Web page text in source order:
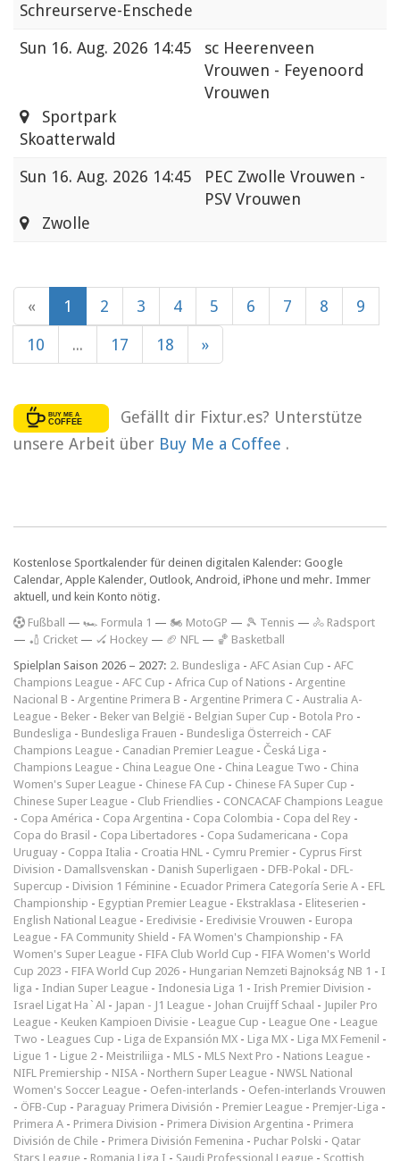
Schreurserve-Enschede
Sun 16. Aug. 2026 14:45
sc Heerenveen
Vrouwen - Feyenoord
Vrouwen
Sportpark
Skoatterwald
Sun 16. Aug. 2026 14:45
PEC Zwolle Vrouwen -
PSV Vrouwen
Zwolle
« 1 2 3 4 5 6 7 8 9
10 ... 17 18 »
Gefällt dir Fixtur.es? Unterstütze
unsere Arbeit über Buy Me a Coffee .
Kostenlose Sportkalender für deinen digitalen Kalender: Google
Calendar, Apple Kalender, Outlook, Android, iPhone und mehr. Immer
aktuell, und kein Konto nötig.
Fußball — 🏎️ Formula 1 — 🏍 MotoGP — 🎾 Tennis — 🚴 Radsport
— 🏏 Cricket — 🏑 Hockey — 🏈 NFL — 🏀 Basketball
Spielplan Saison 2026 – 2027: 2. Bundesliga - AFC Asian Cup - AFC
Champions League - AFC Cup - Africa Cup of Nations - Argentine
Nacional B - Argentine Primera B - Argentine Primera C - Australia A-
League - Beker - Beker van België - Belgian Super Cup - Botola Pro -
Bundesliga - Bundesliga Frauen - Bundesliga Österreich - CAF
Champions League - Canadian Premier League - Česká Liga -
Champions League - China League One - China League Two - China
Women's Super League - Chinese FA Cup - Chinese FA Super Cup -
Chinese Super League - Club Friendlies - CONCACAF Champions League
- Copa América - Copa Argentina - Copa Colombia - Copa del Rey -
Copa do Brasil - Copa Libertadores - Copa Sudamericana - Copa
Uruguay - Coppa Italia - Croatia HNL - Cymru Premier - Cyprus First
Division - Damallsvenskan - Danish Superligaen - DFB-Pokal - DFL-
Supercup - Division 1 Féminine - Ecuador Primera Categoría Serie A - EFL
Championship - Egyptian Premier League - Ekstraklasa - Eliteserien -
English National League - Eredivisie - Eredivisie Vrouwen - Europa
League - FA Community Shield - FA Women's Championship - FA
Women's Super League - FIFA Club World Cup - FIFA Women's World
Cup 2023 - FIFA World Cup 2026 - Hungarian Nemzeti Bajnokság NB 1 - I
liga - Indian Super League - Indonesia Liga 1 - Irish Premier Division -
Israel Ligat Ha`Al - Japan - J1 League - Johan Cruijff Schaal - Jupiler Pro
League - Keuken Kampioen Divisie - League Cup - League One - League
Two - Leagues Cup - Liga de Expansión MX - Liga MX - Liga MX Femenil -
Ligue 1 - Ligue 2 - Meistriliiga - MLS - MLS Next Pro - Nations League -
NIFL Premiership - NISA - Northern Super League - NWSL National
Women's Soccer League - Oefen-interlands - Oefen-interlands Vrouwen
- ÖFB-Cup - Paraguay Primera División - Premier League - Premjer-Liga -
Primera A - Primera Division - Primera Division Argentina - Primera
División de Chile - Primera División Femenina - Puchar Polski - Qatar
Stars League - Romania Liga I - Saudi Professional League - Scottish